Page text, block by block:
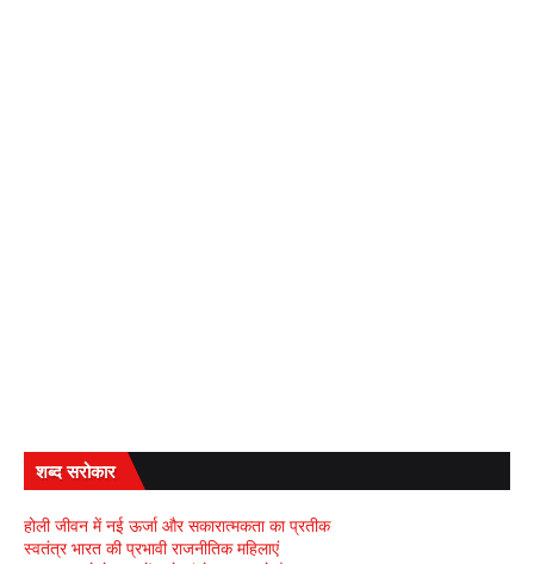
शब्द सरोकार
होली जीवन में नई ऊर्जा और सकारात्मकता का प्रतीक
स्वतंत्र भारत की प्रभावी राजनीतिक महिलाएं